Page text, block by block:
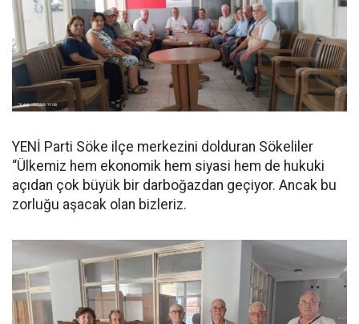
YENİ Parti Söke ilçe merkezini dolduran Sökeliler
“Ülkemiz hem ekonomik hem siyasi hem de hukuki
açıdan çok büyük bir darboğazdan geçiyor. Ancak bu
zorluğu aşacak olan bizleriz.